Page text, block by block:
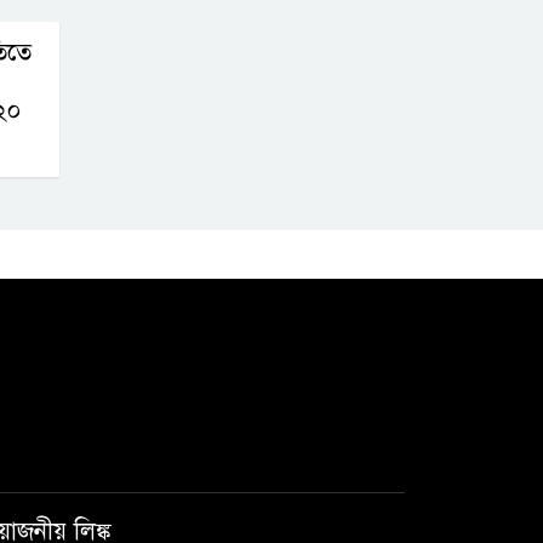
লিঙ্ক